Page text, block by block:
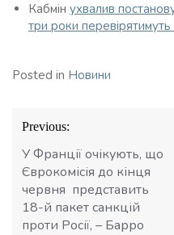
Кабмін ухвалив
три роки
Posted in Новини
Навігація
записів
Previous:
У Франції очікують, що
Єврокомісія до кінця
червня представить
18-й пакет санкцій
проти Росії, – Барро